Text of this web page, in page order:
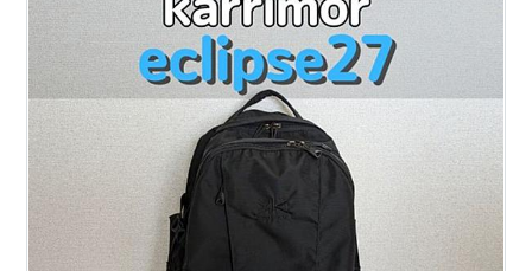
にはJava向けのIDEであるが、C++などの他の言語につ
いても開発できるような付加ソフト(CDT)が提供されて
いる。また、プラグインによって、主なスクリプト言語
*1
での開発が可能となっている。
良い点は
オープンソースであること (結果的に無料で利用でき
る点)